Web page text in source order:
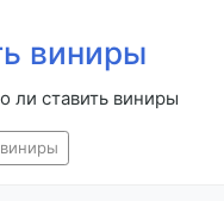
виниры
ли ставить виниры
виниры